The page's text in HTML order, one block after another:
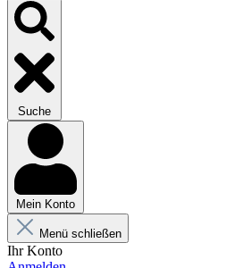
Suche
Mein Konto
Menü schließen
Ihr Konto